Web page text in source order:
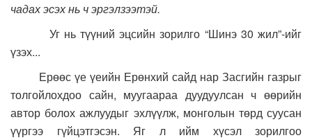
чадах эсэх нь ч эргэлзээтэй.
Уг нь түүний эцсийн зорилго “Шинэ 30 жил”-ийг
үзэх...
Ерөөс үе үеийн Ерөнхий сайд нар Засгийн газрыг
толгойлохдоо сайн, муугаараа дуудуулсан ч өөрийн
автор болох ажлуудыг эхлүүлж, монголын төрд суусан
үүргээ гүйцэтгэсэн. Яг л ийм хүсэл зорилгоо